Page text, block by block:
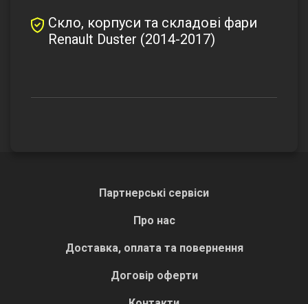
Скло, корпуси та складові фари
Renault Duster (2014-2017)
Партнерські сервіси
Про нас
Доставка, оплата та повернення
Договір оферти